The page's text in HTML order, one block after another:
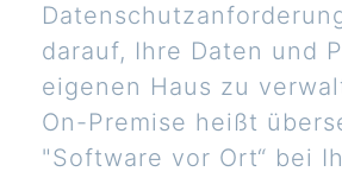
darauf, Ihre Daten und
eigenen Haus zu
On-Premise heißt
"Software vor Ort“ bei